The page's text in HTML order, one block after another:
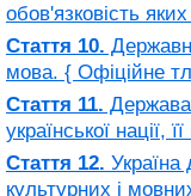
обов'язковість
Стаття 10.
мова. { Офіційне
Стаття 11. Держава
української нації,
Стаття 12. Україна
культурних і